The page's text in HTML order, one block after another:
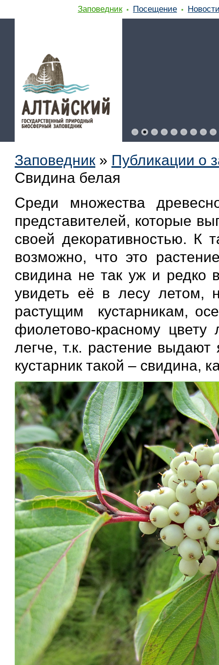
Заповедник Посещение
Заповедник » Публикации о
Свидина белая
Среди множества
представителей, которые
своей декоративностью. К
возможно, что это
свидина не так уж и редко
увидеть её в лесу летом,
растущим кустарникам,
фиолетово-красному
легче, т.к. растение
кустарник такой – свидина,